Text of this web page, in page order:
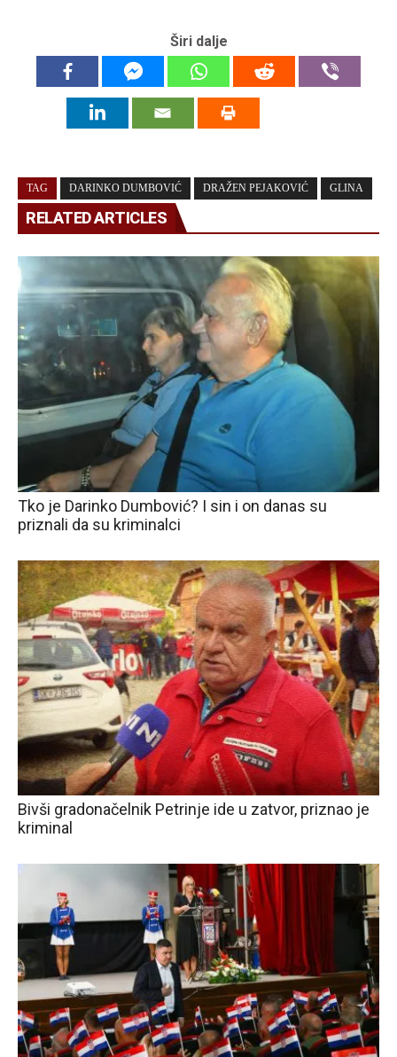
Širi dalje
TAG DARINKO DUMBOVIĆ DRAŽEN PEJAKOVIĆ GLINA
RELATED ARTICLES
Tko je Darinko Dumbović? I sin i on danas su
priznali da su kriminalci
Bivši gradonačelnik Petrinje ide u zatvor, priznao je
kriminal